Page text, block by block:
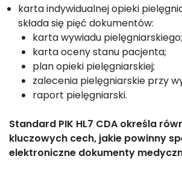
karta indywidualnej opieki
składa się pięć dokumentów:
karta wywiadu pielęgniarskiego;
karta oceny stanu pacjenta;
plan opieki pielęgniarskiej;
zalecenia pielęgniarskie przy
raport pielęgniarski.
Standard PIK HL7 CDA określa
kluczowych cech, jakie powinny
elektroniczne dokumenty